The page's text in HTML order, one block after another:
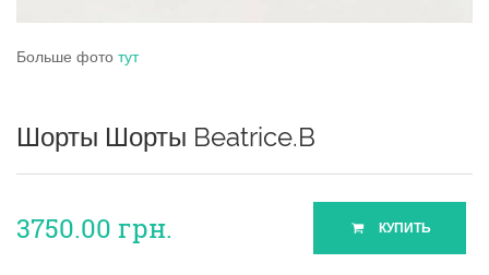
Больше фото тут
Шорты Шорты Beatrice.B
3750.00 грн. КУПИТЬ